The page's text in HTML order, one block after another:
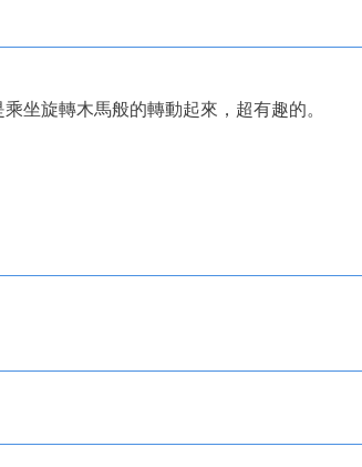
坐旋轉木馬般的轉動起來，超有趣的。